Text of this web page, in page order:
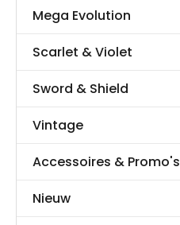
Mega Evolution
Scarlet & Violet
Sword & Shield
Vintage
Accessoires & Promo's
Nieuw